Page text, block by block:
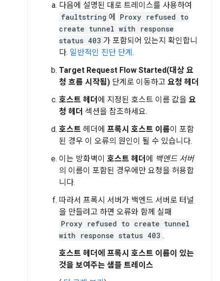
다음에 설명된 대로 트레이스를 사용하여
faultstring 에
Proxy refused to
create tunnel with response
status 403 가 포함되어 있는지 확인합니
다. 일반적인 진단 단계 .
Target Request Flow Started(대상 요
청 흐름 시작됨) 단계로 이동하고 요청 헤더
호스트 헤더 에 지정된 호스트 이름 값을 요
청 헤더 섹션을 참조하세요.
호스트 헤더에 프록시 호스트 이름이 포함
된 경우 이 오류의 원인이 될 수 있습니다.
이는 방화벽이 호스트 헤더 에
백엔드 서버
의 이름이 포함된 경우에만 요청을 허용합
니다.
따라서 프록시 서버가 백엔드 서버로 터널
을 만들려고 하면 오류와 함께 실패
Proxy refused to create tunnel
with response status 403 .
호스트 헤더에 프록시 호스트 이름이 있는
것을 보여주는 샘플 트레이스